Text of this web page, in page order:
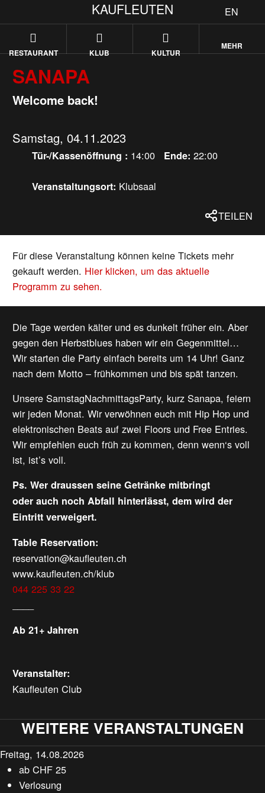
EN
KAUFLEUTEN
RESTAURANT KLUB KULTUR
MEHR
SANAPA
Welcome back!
Samstag, 04.11.2023
Tür-/Kassenöffnung : 14:00 Ende: 22:00
Veranstaltungsort: Klubsaal
TEILEN
Für diese Veranstaltung können keine Tickets mehr
gekauft werden. Hier klicken, um das aktuelle
Programm zu sehen.
Die Tage werden kälter und es dunkelt früher ein. Aber
gegen den Herbstblues haben wir ein Gegenmittel…
Wir starten die Party einfach bereits um 14 Uhr! Ganz
nach dem Motto – frühkommen und bis spät tanzen.
Unsere SamstagNachmittagsParty, kurz Sanapa, feiern
wir jeden Monat. Wir verwöhnen euch mit Hip Hop und
elektronischen Beats auf zwei Floors und Free Entries.
Wir empfehlen euch früh zu kommen, denn wenn‘s voll
ist, ist’s voll.
Ps. Wer draussen seine Getränke mitbringt
oder auch noch Abfall hinterlässt, dem wird der
Eintritt verweigert.
Table Reservation:
reservation@kaufleuten.ch
www.kaufleuten.ch/klub
044 225 33 22
Ab 21+ Jahren
Veranstalter:
Kaufleuten Club
WEITERE VERANSTALTUNGEN
Freitag, 14.08.2026
abCHF 25
Verlosung